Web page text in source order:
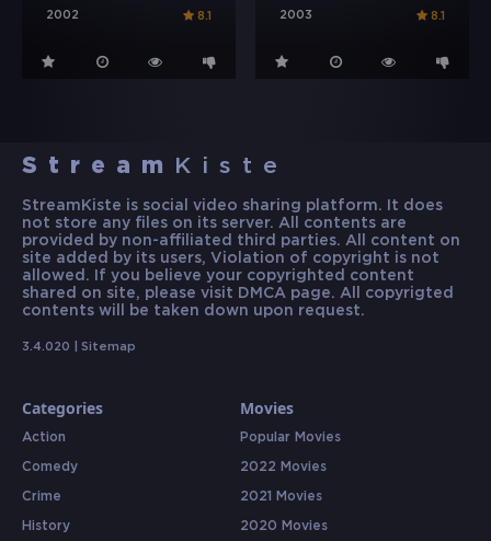
2002 8.1 2003 8.1
Stream Kiste
StreamKiste is social video sharing platform. It does
not store any files on its server. All contents are
provided by non-affiliated third parties. All content on
site added by its users, Violation of copyright is not
allowed. If you believe your copyrighted content
shared on site, please visit DMCA page. All copyrigted
contents will be taken down upon request.
3.4.020 | Sitemap
Categories
Action
Comedy
Crime
History
Movies
Popular Movies
2022 Movies
2021 Movies
2020 Movies